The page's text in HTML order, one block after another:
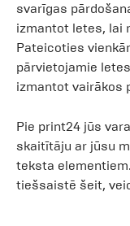
svarīgas
izmantot letes, lai
Pateicoties
pārvietojamie
izmantot vairākos
Pie print24 jūs
skaitītāju ar jūsu
teksta
tiešsaistē šeit,